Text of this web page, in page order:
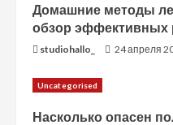
Домашние методы
обзор эффективных
studiohallo_ 24 апреля
Uncategorised
Насколько опасен